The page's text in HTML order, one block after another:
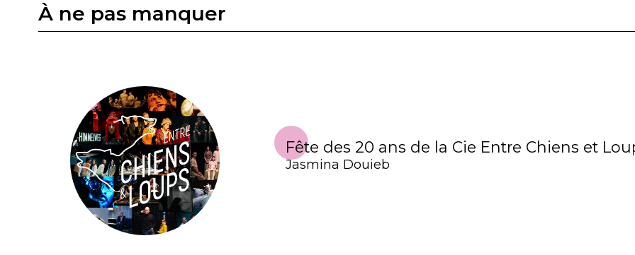
À ne pas manquer
Fête des 20 ans de la Cie Entre Chiens et
Jasmina Douieb